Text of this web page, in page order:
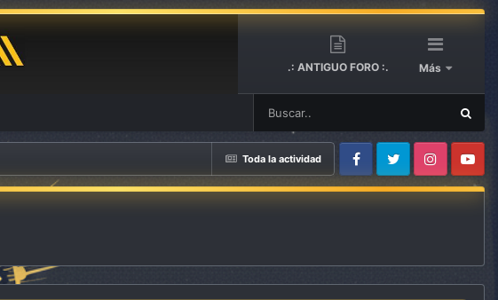
.: ANTIGUO FORO :. Más
Toda la actividad
FacebookTwitter InstagramYoutube